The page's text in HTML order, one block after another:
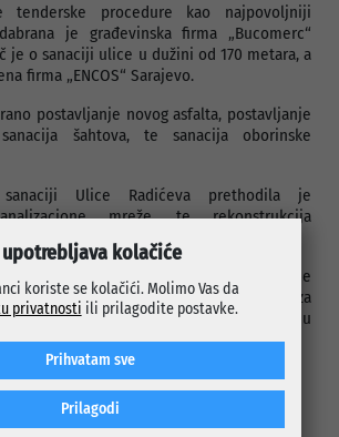
tenderske procedure kao najpovoljniji
je građevinska firma „Bucomerc“
je o sanaciji ulice u dužini od 170 metara, a
firma „ENCOS“ Sarajevo.
postavljanje novog asfalta, postavljanje
šahtova, te sanacija oborinske
Ulice Radićeva prethodila je
mreže, te rekonstrukcija
u ukupnom iznosu od 520.961KM.
obnovljen je značajan dio komunalne
ulici, čime su stvoreni uslovi za
i kvalitetnije vodosnabdijevanje i odvodnju
ovog područja.
PROBLEMA PUTNE POVEZANOSTI
Ulice Vranica brijeg
upotrebljava kolačiće
koriste se kolačići. Molimo Vas da
privatnosti ili prilagodite postavke.
Prilagodi
Prihvatam sve